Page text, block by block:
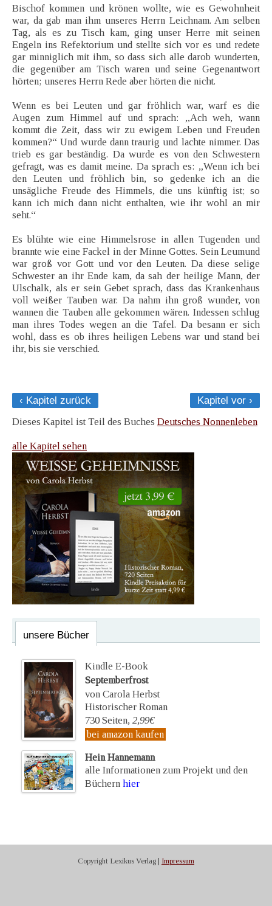
Bischof kommen und krönen wollte, wie es Gewohnheit
war, da gab man ihm unseres Herrn Leichnam. Am selben
Tag, als es zu Tisch kam, ging unser Herre mit seinen
Engeln ins Refektorium und stellte sich vor es und redete
gar minniglich mit ihm, so dass sich alle darob wunderten,
die gegenüber am Tisch waren und seine Gegenantwort
hörten; unseres Herrn Rede aber hörten die nicht.
Wenn es bei Leuten und gar fröhlich war, warf es die
Augen zum Himmel auf und sprach: „Ach weh, wann
kommt die Zeit, dass wir zu ewigem Leben und Freuden
kommen?“ Und wurde dann traurig und lachte nimmer. Das
trieb es gar beständig. Da wurde es von den Schwestern
gefragt, was es damit meine. Da sprach es: „Wenn ich bei
den Leuten und fröhlich bin, so gedenke ich an die
unsägliche Freude des Himmels, die uns künftig ist; so
kann ich mich dann nicht enthalten, wie ihr wohl an mir
seht.“
Es blühte wie eine Himmelsrose in allen Tugenden und
brannte wie eine Fackel in der Minne Gottes. Sein Leumund
war groß vor Gott und vor den Leuten. Da diese selige
Schwester an ihr Ende kam, da sah der heilige Mann, der
Ulschalk, als er sein Gebet sprach, dass das Krankenhaus
voll weißer Tauben war. Da nahm ihn groß wunder, von
wannen die Tauben alle gekommen wären. Indessen schlug
man ihres Todes wegen an die Tafel. Da besann er sich
wohl, dass es ob ihres heiligen Lebens war und stand bei
ihr, bis sie verschied.
‹ Kapitel zurück
Kapitel vor ›
Dieses Kapitel ist Teil des Buches Deutsches Nonnenleben
alle Kapitel sehen
unsere Bücher
Kindle E-Book
Septemberfrost
von Carola Herbst
Historischer Roman
730 Seiten, 2,99€
bei amazon kaufen
Hein Hannemann
alle Informationen zum Projekt und den
Büchern hier
Copyright Lexikus Verlag | Impressum